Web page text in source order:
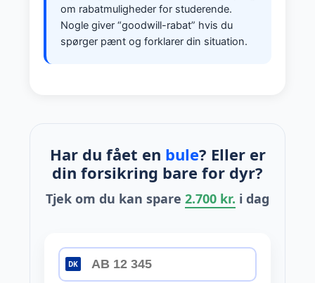
om rabatmuligheder for studerende.
Nogle giver “goodwill-rabat” hvis du
spørger pænt og forklarer din situation.
Har du fået en bule? Eller er
din forsikring bare for dyr?
Tjek om du kan spare 2.700 kr. i dag
DK